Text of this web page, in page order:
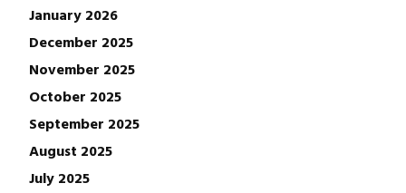
January 2026
December 2025
November 2025
October 2025
September 2025
August 2025
July 2025